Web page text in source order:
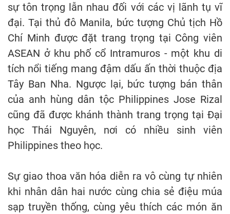
sự tôn trọng lẫn nhau đối với các vị lãnh tụ vĩ
đại. Tại thủ đô Manila, bức tượng Chủ tịch Hồ
Chí Minh được đặt trang trọng tại Công viên
ASEAN ở khu phố cổ Intramuros - một khu di
tích nổi tiếng mang đậm dấu ấn thời thuộc địa
Tây Ban Nha. Ngược lại, bức tượng bán thân
của anh hùng dân tộc Philippines Jose Rizal
cũng đã được khánh thành trang trọng tại Đại
học Thái Nguyên, nơi có nhiều sinh viên
Philippines theo học.
Sự giao thoa văn hóa diễn ra vô cùng tự nhiên
khi nhân dân hai nước cùng chia sẻ điệu múa
sạp truyền thống, cùng yêu thích các món ăn